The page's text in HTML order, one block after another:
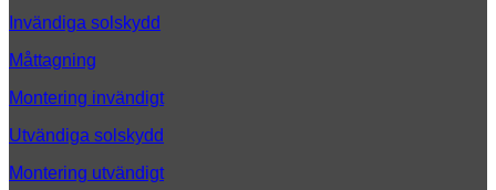
Invändiga solskydd
Måttagning
Montering invändigt
Utvändiga solskydd
Montering utvändigt